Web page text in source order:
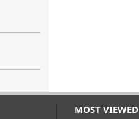
MOST VIEWED